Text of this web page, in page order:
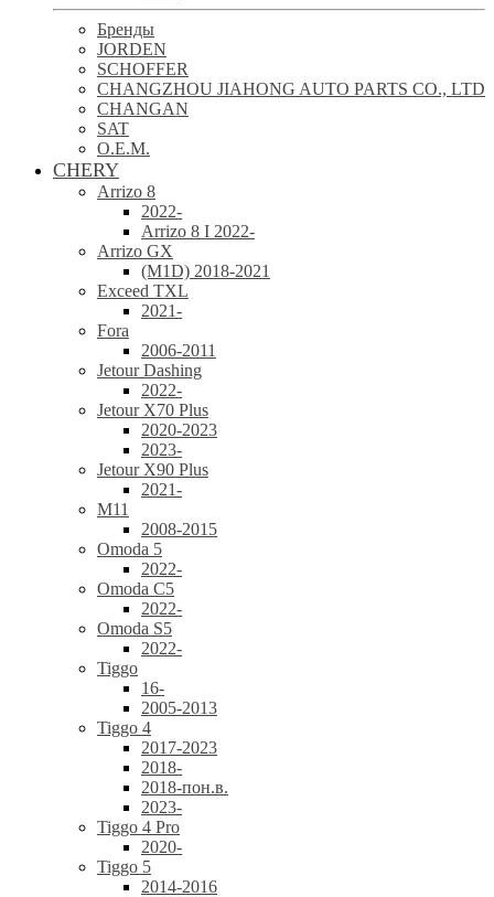
Бренды
JORDEN
SCHOFFER
CHANGZHOU JIAHONG AUTO PARTS CO., LTD
CHANGAN
SAT
O.E.M.
CHERY
Arrizo 8
2022-
Arrizo 8 I 2022-
Arrizo GX
(M1D) 2018-2021
Exceed TXL
2021-
Fora
2006-2011
Jetour Dashing
2022-
Jetour X70 Plus
2020-2023
2023-
Jetour X90 Plus
2021-
M11
2008-2015
Omoda 5
2022-
Omoda C5
2022-
Omoda S5
2022-
Tiggo
16-
2005-2013
Tiggo 4
2017-2023
2018-
2018-пон.в.
2023-
Tiggo 4 Pro
2020-
Tiggo 5
2014-2016